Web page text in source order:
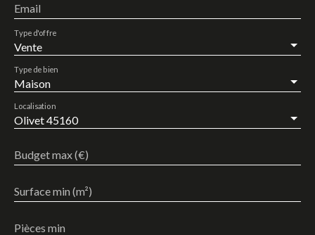
Email
Vente
Type d'offre
Maison
Type de bien
Olivet 45160
Localisation
Budget max (€)
Surface min (m²)
Pièces min